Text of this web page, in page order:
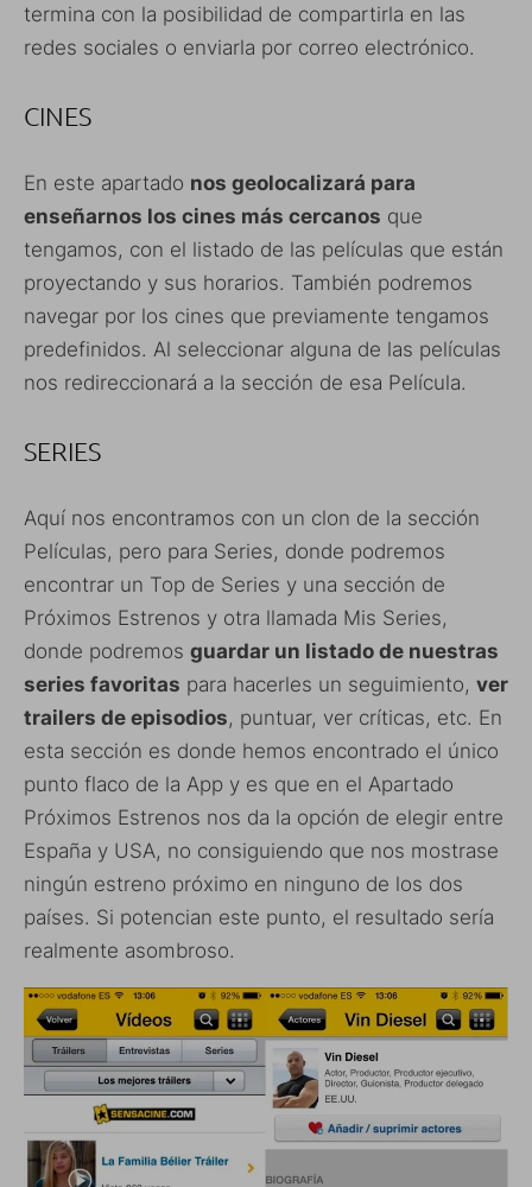
termina con la posibilidad de compartirla en las
redes sociales o enviarla por correo electrónico.
CINES
En este apartado nos geolocalizará para
enseñarnos los cines más cercanos que
tengamos, con el listado de las películas que están
proyectando y sus horarios. También podremos
navegar por los cines que previamente tengamos
predefinidos. Al seleccionar alguna de las películas
nos redireccionará a la sección de esa Película.
SERIES
Aquí nos encontramos con un clon de la sección
Películas, pero para Series, donde podremos
encontrar un Top de Series y una sección de
Próximos Estrenos y otra llamada Mis Series,
donde podremos guardar un listado de nuestras
series favoritas para hacerles un seguimiento, ver
trailers de episodios, puntuar, ver críticas, etc. En
esta sección es donde hemos encontrado el único
punto flaco de la App y es que en el Apartado
Próximos Estrenos nos da la opción de elegir entre
España y USA, no consiguiendo que nos mostrase
ningún estreno próximo en ninguno de los dos
países. Si potencian este punto, el resultado sería
realmente asombroso.